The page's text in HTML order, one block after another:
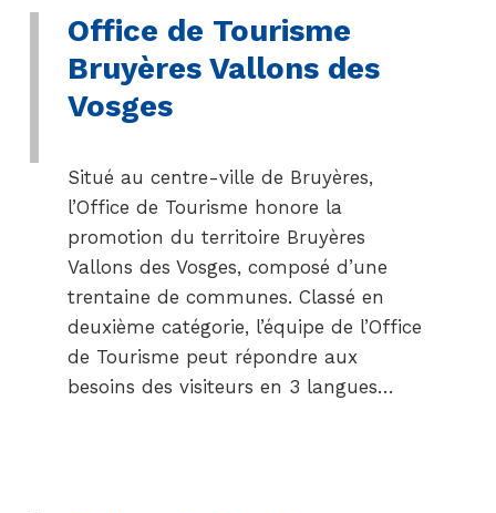
Office de Tourisme
Bruyères Vallons des
Vosges
Situé au centre-ville de Bruyères,
l’Office de Tourisme honore la
promotion du territoire Bruyères
Vallons des Vosges, composé d’une
trentaine de communes. Classé en
deuxième catégorie, l’équipe de l’Office
de Tourisme peut répondre aux
besoins des visiteurs en 3 langues…